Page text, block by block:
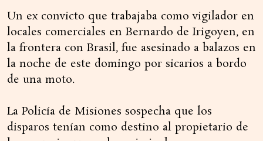
Un ex convicto que trabajaba como vigilador en
locales comerciales en Bernardo de Irigoyen, en
la frontera con Brasil, fue asesinado a balazos en
la noche de este domingo por sicarios a bordo
de una moto.
La Policía de Misiones sospecha que los
disparos tenían como destino al propietario de